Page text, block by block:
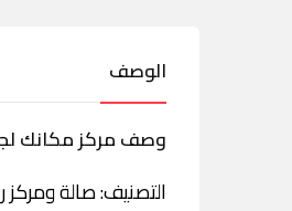
الوصف
وصف مركز مكانك
التصنيف: صالة